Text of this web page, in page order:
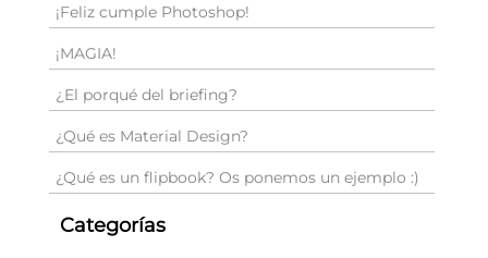
¡Feliz cumple Photoshop!
¡MAGIA!
¿El porqué del briefing?
¿Qué es Material Design?
¿Qué es un flipbook? Os ponemos un ejemplo :)
Categorías